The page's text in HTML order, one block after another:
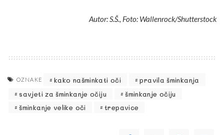
Autor: S.Š., Foto: Wallenrock/Shutterstock
OZNAKE kako našminkati oči
pravila šminkanja
savjeti za šminkanje očiju
šminkanje očiju
šminkanje velike oči
trepavice